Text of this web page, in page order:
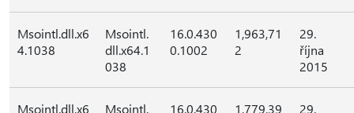
Msointl.dll.x6
4.1038
Msointl.
dll.x64.1
038
16.0.430
0.1002
1,963,71
2
29.
října
2015
Msointl.dll.x6 Msointl. 16.0.430 1,779,39 29.